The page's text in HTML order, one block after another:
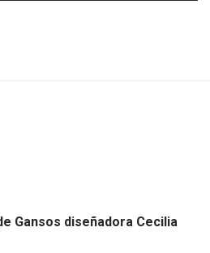
Gansos diseñadora Cecilia